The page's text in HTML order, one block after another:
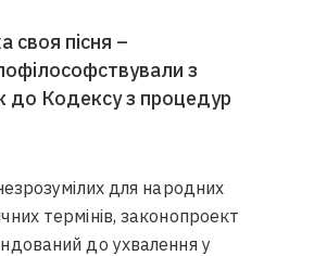
своя пісня –
з
до Кодексу з процедур
для народних
термінів, законопроект
до ухвалення у